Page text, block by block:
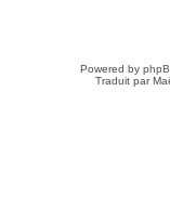
Powered by
Traduit par